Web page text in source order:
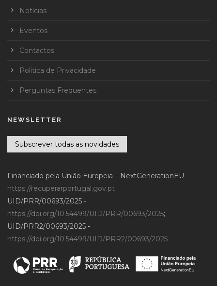
Notícias
Eventos
Contactos
Política de Privacidade
Perguntas Frequentes
NEWSLETTER
Subscrever todas as novidades
Financiado pela União Europeia – NextGenerationEU
https://recuperarportugal.gov.pt
UID/PRR/00693/2025 -
https://doi.org/10.54499/UID/PRR/00693/2025;
UID/PRR2/00693/2025 -
https://doi.org/10.54499/UID/PRR2/00693/2025